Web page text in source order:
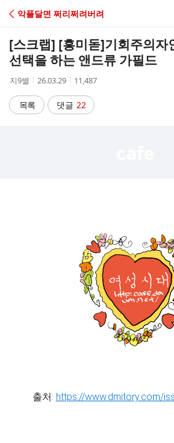
C
A
악플달면 쩌리쩌려버려
[스크랩] [흥미돋]기회주의자
선택을 하는 앤드류 가필드
작
자
지9별
작
시
간
26.03.29
조
수
11,487
목록 댓글 22
출처: https://www.dmitory.com/